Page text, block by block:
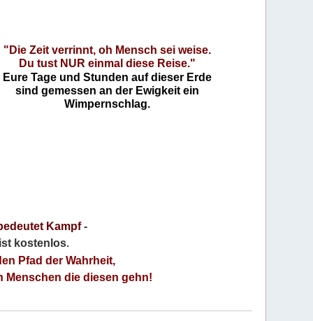
"Die Zeit verrinnt, oh Mensch sei weise.
Du tust NUR einmal diese Reise."
Eure Tage und Stunden auf dieser Erde
sind gemessen an der Ewigkeit ein
Wimpernschlag.
Kampf-
kostenlos.
Pfad der Wahrheit,
Menschen die diesen gehn!